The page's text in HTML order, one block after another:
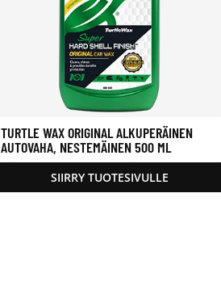
TURTLE WAX ORIGINAL ALKUPERÄINEN
AUTOVAHA, NESTEMÄINEN 500 ML
SIIRRY TUOTESIVULLE